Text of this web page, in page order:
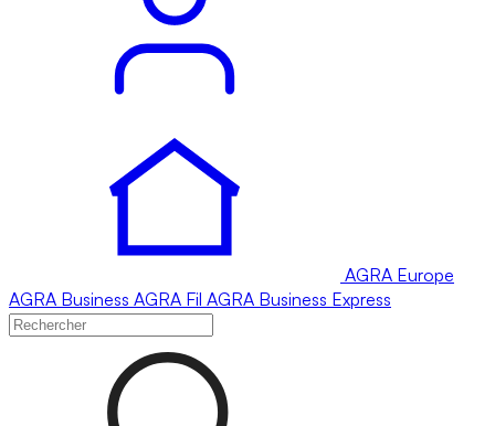
AGRA Europe
AGRA Business AGRA Fil AGRA Business Express